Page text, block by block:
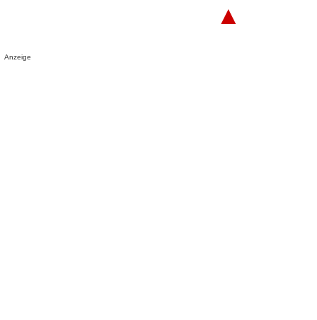
▲
Anzeige